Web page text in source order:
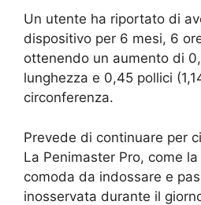
Un utente ha riportato di
dispositivo per 6 mesi, 6
ottenendo un aumento di
lunghezza e 0,45 pollici
circonferenza.
Prevede di continuare per
La Penimaster Pro, come la
comoda da indossare e
inosservata durante il